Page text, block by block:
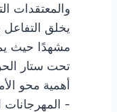
والمعتقدات
يخلق التفاعل
مشهدًا حيث
تحت ستار
أهمية محو
- المهرجانات